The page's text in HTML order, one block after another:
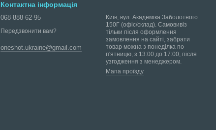
Контактна інформація
068-888-62-95
Передзвонити вам?
oneshot.ukraine@gmail.com
Київ, вул. Академіка Заболотного
150Г (офіс/склад). Самовивіз
тільки після оформлення
замовлення на сайті, забрати
товар можна з понеділка по
п'ятницю, з 13:00 до 17:00, після
узгодження з менеджером.
Мапа проїзду